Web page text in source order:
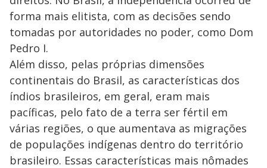
forma mais elitista, com as decisões sendo
tomadas por autoridades no poder, como Dom
Pedro I.
Além disso, pelas próprias dimensões
continentais do Brasil, as características dos
índios brasileiros, em geral, eram mais
pacíficas, pelo fato de a terra ser fértil em
várias regiões, o que aumentava as migrações
de populações indígenas dentro do território
brasileiro. Essas características mais nômades